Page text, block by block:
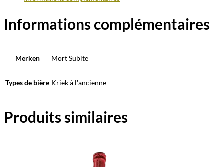
Informations complémentaires
Merken Mort Subite
Types de bière Kriek à l'ancienne
Produits similaires